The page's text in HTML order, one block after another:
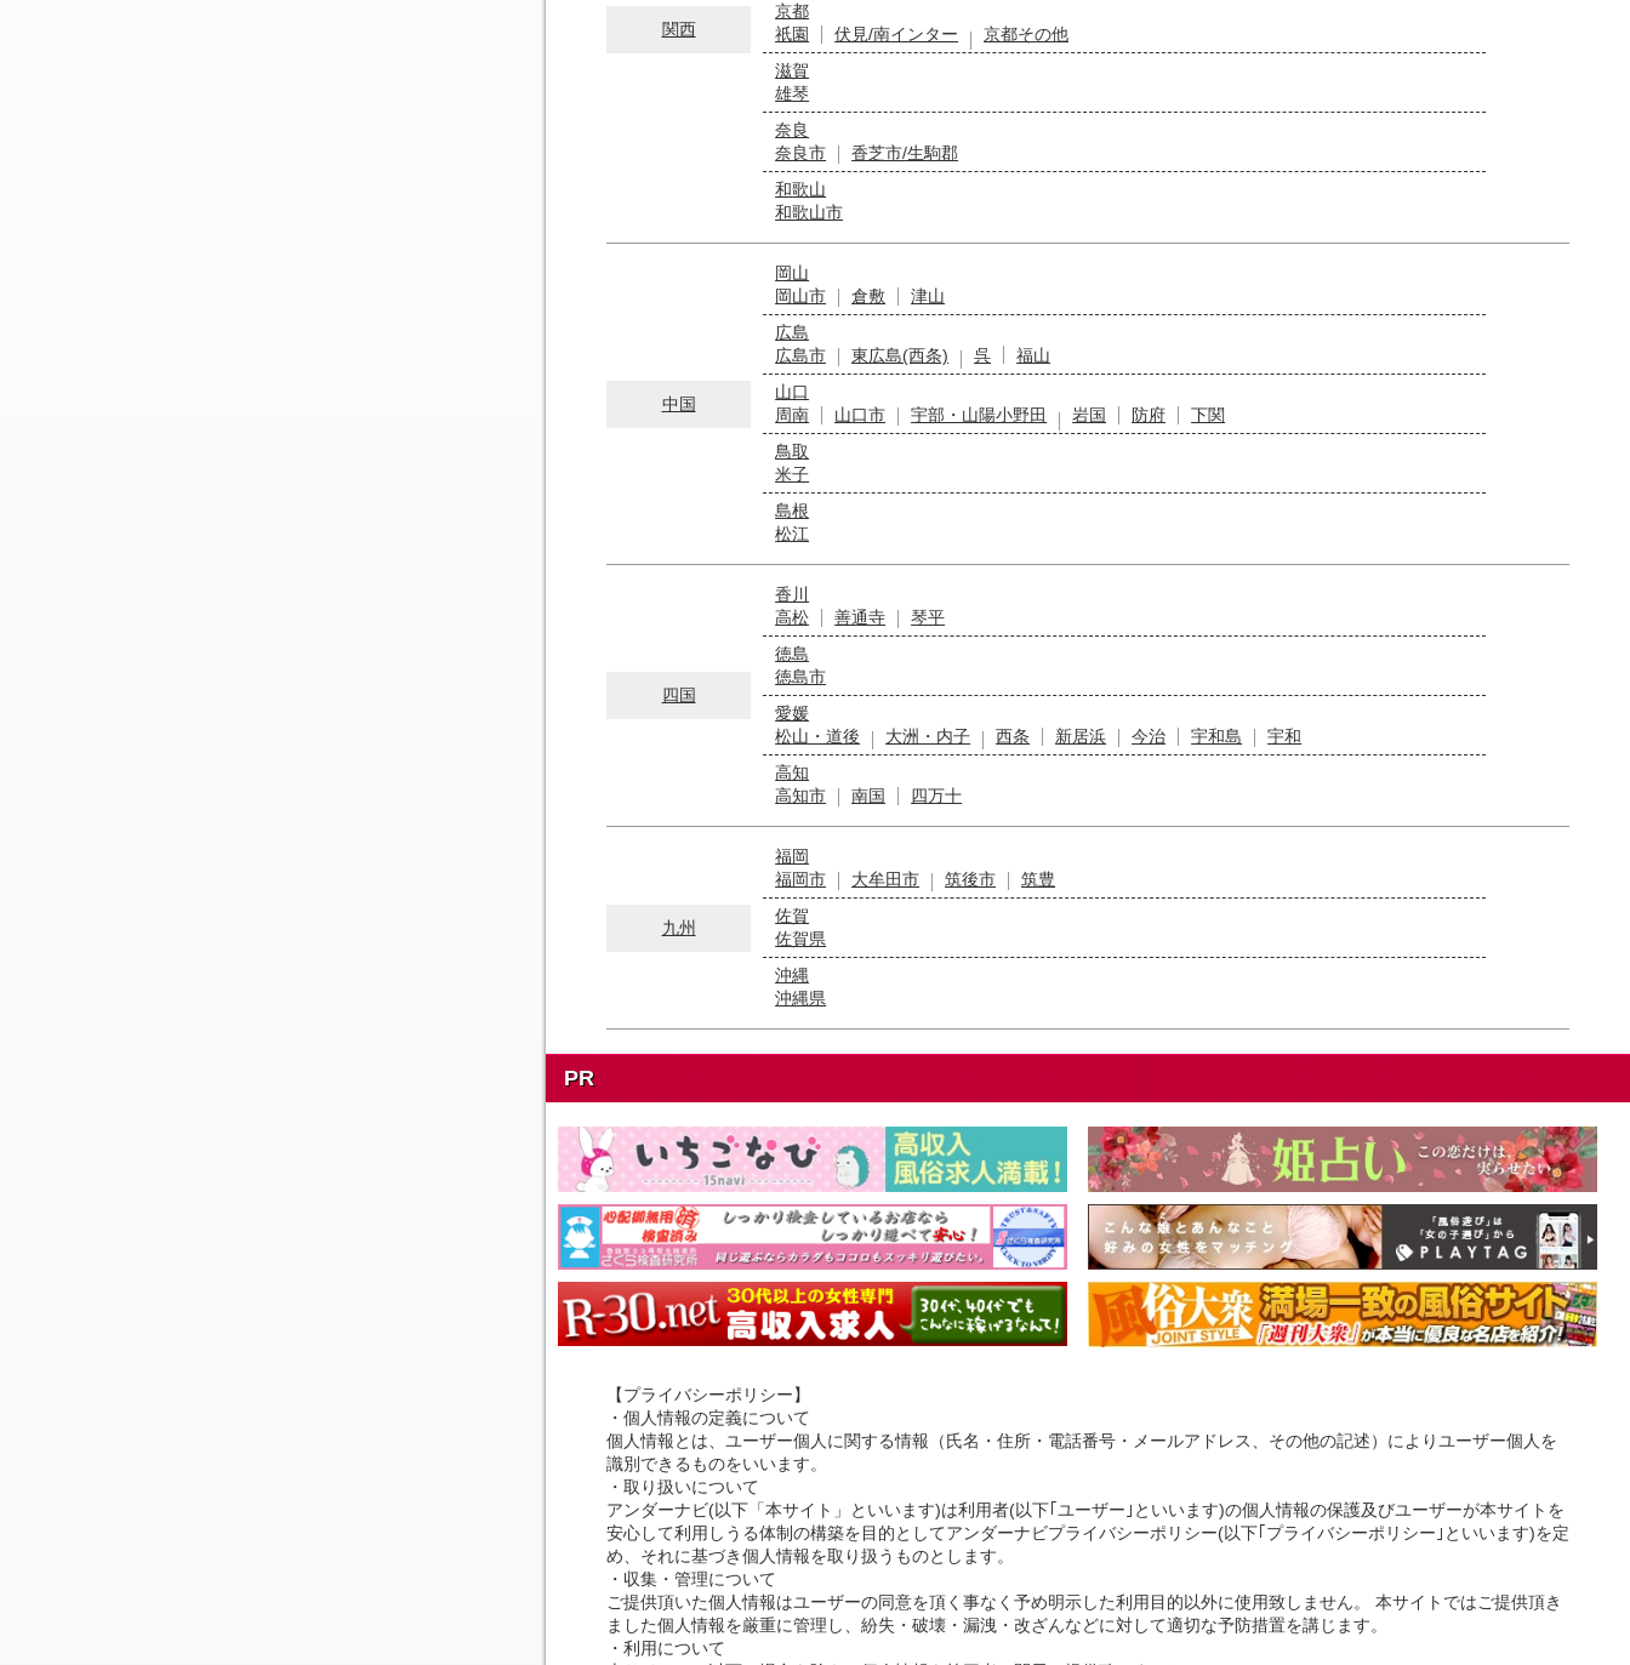
関西
京都
祇園
伏見/南インター
京都その他
滋賀
雄琴
奈良
奈良市
香芝市/生駒郡
和歌山
和歌山市
中国
岡山
岡山市
倉敷
津山
広島
広島市
東広島(西条) 呉
福山
山口
周南
山口市 宇部・山陽小野田 岩国 防府
下関
鳥取
米子
島根
松江
四国
香川
高松
善通寺
琴平
徳島
徳島市
愛媛
松山・道後
大洲・内子 西条 新居浜 今治 宇和島
宇和
高知
高知市
南国 四万十
九州
福岡
福岡市
大牟田市 筑後市
筑豊
佐賀
佐賀県
沖縄
沖縄県
PR
【プライバシーポリシー】
・個人情報の定義について
個人情報とは、ユーザー個人に関する情報（氏名・住所・電話番号・メールアドレス、その他の記述）によりユーザー個人を
識別できるものをいいます。
・取り扱いについて
アンダーナビ(以下「本サイト」といいます)は利用者(以下｢ユーザー｣といいます)の個人情報の保護及びユーザーが本サイトを
安心して利用しうる体制の構築を目的としてアンダーナビプライバシーポリシー(以下｢プライバシーポリシー｣といいます)を定
め、それに基づき個人情報を取り扱うものとします。
・収集・管理について
ご提供頂いた個人情報はユーザーの同意を頂く事なく予め明示した利用目的以外に使用致しません。 本サイトではご提供頂き
ました個人情報を厳重に管理し、紛失・破壊・漏洩・改ざんなどに対して適切な予防措置を講じます。
・利用について